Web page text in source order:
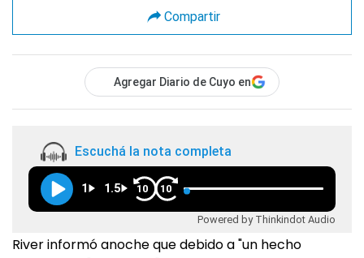
Compartir
Agregar Diario de Cuyo en
Escuchá la nota completa
1 1.5 10 10
Powered by Thinkindot Audio
River informó anoche que debido a "un hecho